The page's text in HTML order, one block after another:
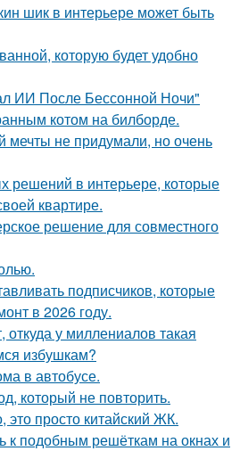
шик в интерьере может быть
которую будет удобно
ИИ После Бессонной Ночи"
котом на билборде.
мечты не придумали, но очень
решений в интерьере, которые
квартире.
решение для совместного
подписчиков, которые
в 2026 году.
откуда у миллениалов такая
избушкам?
в автобусе.
который не повторить.
это просто китайский ЖК.
к подобным решёткам на окнах и